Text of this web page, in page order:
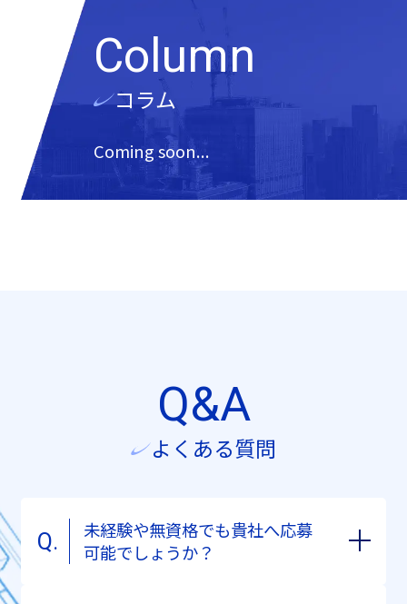
Column
コラム
Coming soon...
Q&A
よくある質問
未経験や無資格でも貴社へ応募
可能でしょうか？